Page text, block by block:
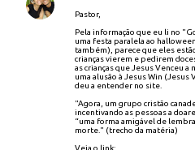
Pastor,
Pela informação que eu li no
uma festa paralela ao
também), parece que eles
crianças vierem e pedirem
as crianças que Jesus Venceu
uma alusão à Jesus Win
deu a entender no site.
"Agora, um grupo cristão
incentivando as pessoas a
“uma forma amigável de
morte." (trecho da matéria)
Veja o link: